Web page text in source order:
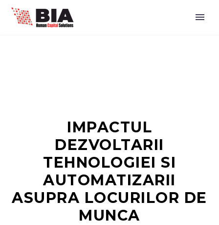
IMPACTUL
DEZVOLTARII
TEHNOLOGIEI SI
AUTOMATIZARII
ASUPRA LOCURILOR DE
MUNCA